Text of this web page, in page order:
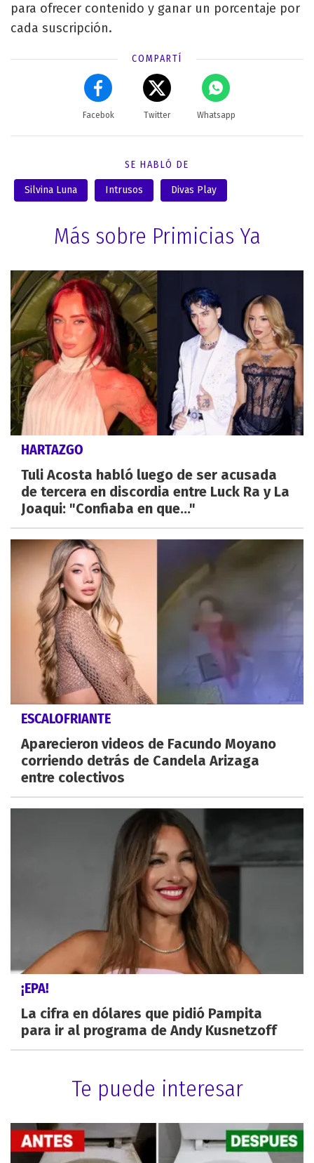
para ofrecer contenido y ganar un porcentaje por
cada suscripción.
COMPARTÍ
Facebok Twitter Whatsapp
SE HABLÓ DE
Silvina Luna Intrusos Divas Play
Más sobre Primicias Ya
HARTAZGO
Tuli Acosta habló luego de ser acusada
de tercera en discordia entre Luck Ra y La
Joaqui: "Confiaba en que..."
ESCALOFRIANTE
Aparecieron videos de Facundo Moyano
corriendo detrás de Candela Arizaga
entre colectivos
¡EPA!
La cifra en dólares que pidió Pampita
para ir al programa de Andy Kusnetzoff
Te puede interesar